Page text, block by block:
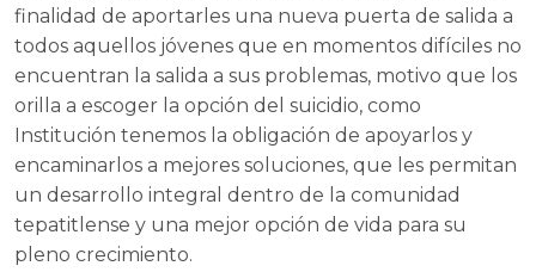
finalidad de aportarles una nueva puerta de salida a
todos aquellos jóvenes que en momentos difíciles no
encuentran la salida a sus problemas, motivo que los
orilla a escoger la opción del suicidio, como
Institución tenemos la obligación de apoyarlos y
encaminarlos a mejores soluciones, que les permitan
un desarrollo integral dentro de la comunidad
tepatitlense y una mejor opción de vida para su
pleno crecimiento.